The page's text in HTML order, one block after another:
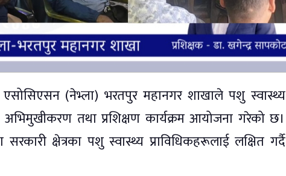
एसोसिएसन (नेभ्ला) भरतपुर महानगर शाखाले पशु स्वास्थ्य
अभिमुखीकरण तथा प्रशिक्षण कार्यक्रम आयोजना गरेको छ।
क्षेत्रका पशु स्वास्थ्य प्राविधिकहरूलाई लक्षित गर्दै